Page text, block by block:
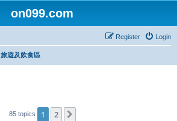
on099.com
Login
Register
旅遊及飲食區
85 topics 1 2